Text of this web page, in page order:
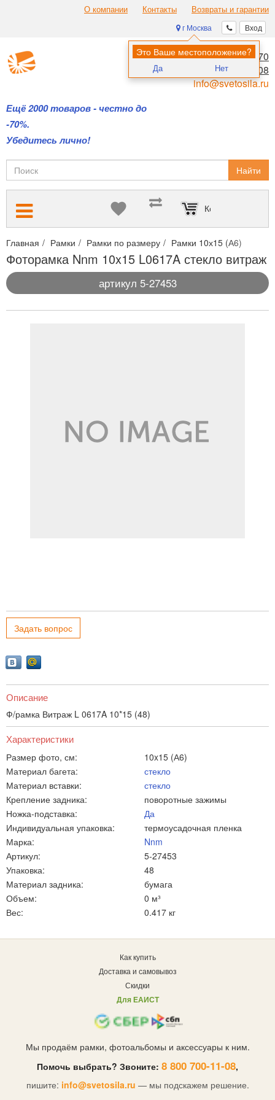
О компании Контакты Возвраты и гарантии
Вход
г Москва
Это Ваше местоположение?
Да Нет
Ещё 2000 товаров - честно до
-70%.
Убедитесь лично!
8 (495) 970-00-70
8 (800) 700-11-08
info@svetosila.ru
Найти
Корзина пуста
Главная Рамки Рамки по размеру Рамки 10х15 (А6)
Фоторамка Nnm 10x15 L0617A стекло витраж
артикул 5-27453
Задать вопрос
Описание
Ф/рамка Витраж L 0617A 10*15 (48)
Характеристики
Размер фото, см:
10x15 (А6)
Материал багета:
стекло
Материал вставки:
стекло
Крепление задника:
поворотные зажимы
Ножка-подставка:
Да
Индивидуальная упаковка:
термоусадочная пленка
Марка:
Nnm
Артикул:
5-27453
Упаковка:
48
Материал задника:
бумага
Объем:
0 м³
Вес:
0.417 кг
Как купить
Доставка и самовывоз
Скидки
Для ЕАИСТ
Мы продаём рамки, фотоальбомы и аксессуары к ним.
Помочь выбрать? Звоните: 8 800 700-11-08,
пишите: info@svetosila.ru — мы подскажем решение.